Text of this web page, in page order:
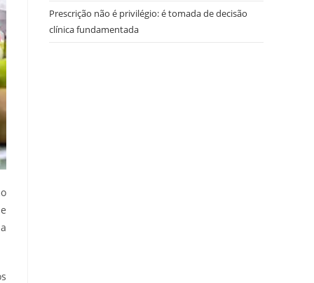
Prescrição não é privilégio: é tomada de decisão
clínica fundamentada